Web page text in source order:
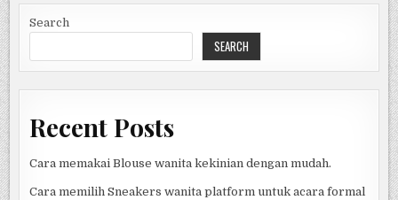
FENOMENA
YANG
WAJIB
DIBACA
Search
SEARCH
Recent Posts
Cara memakai Blouse wanita kekinian dengan mudah.
Cara memilih Sneakers wanita platform untuk acara formal